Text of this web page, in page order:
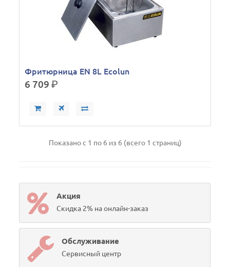
Фритюрница EN 8L Ecolun
6 709р.
Показано с 1 по 6 из 6 (всего 1 страниц)
Акция
Скидка 2% на онлайн-заказ
Обслуживание
Сервисный центр